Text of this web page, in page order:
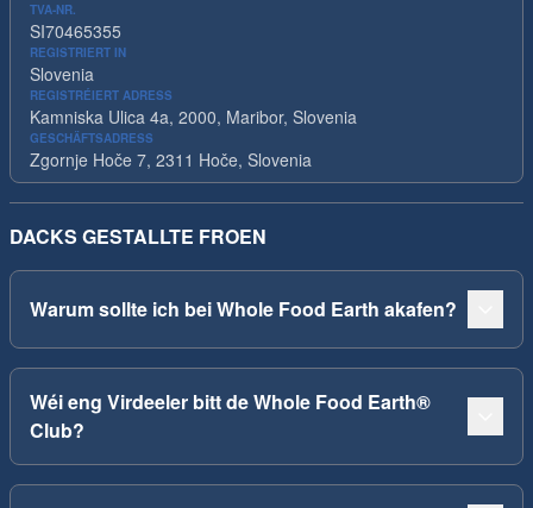
TVA-NR.
SI70465355
REGISTRIERT IN
Slovenia
REGISTRÉIERT ADRESS
Kamniska Ulica 4a, 2000, Maribor, Slovenia
GESCHÄFTSADRESS
Zgornje Hoče 7, 2311 Hoče, Slovenia
DACKS GESTALLTE FROEN
Warum sollte ich bei Whole Food Earth akafen?
Wéi eng Virdeeler bitt de Whole Food Earth®
Club?